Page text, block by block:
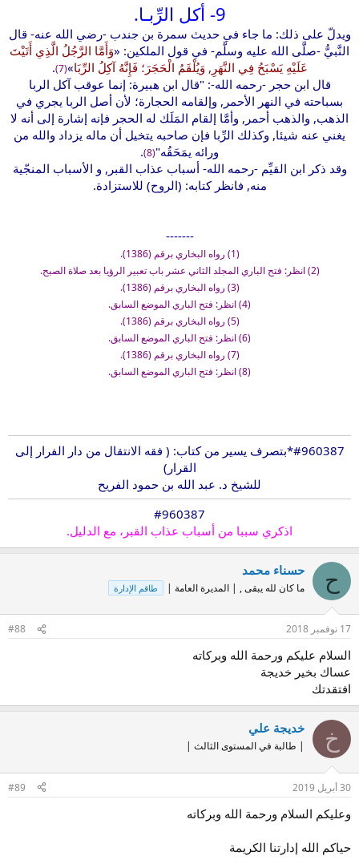
9- أكل الرِّبـا.
ويدلّ على ذلك: ما جاء في حديث سمرة بن جندب -رضي الله عنه- قال
النَّبيُّ -صلَّى الله عليه وسلَّم- في قول الملكين: «وَأَمَّا الرَّجُلُ الَّذِي أَتَيْتَ
عَلَيْهِ يَسْبَحُ فِي النَّهَرِ, وَيُلْقَمُ الْحَجَرَ؛ فَإِنَّهُ آكِلُ الرِّبَا»
(7)
.
قال ابن حجر -رحمه الله-: "قال ابن هبيرة: إنما عوقب آكل الربا
بسباحته في النهر الأحمر, وإلقامه الحجارة؛ لأن أصل الربا يجري في
الذهب, والذهب أحمر, وأمَّا إلقام المَلَك له الحجر فإنه إشارة إلى أنه لا
يغني عنه شيئا, وكذلك الرِّبا فإن صاحبه يتخيل أن ماله يزداد والله من
ورائه يمَحَقُه"(8)
.
وقد ذكر ابن القيِّم -رحمه الله- أسباب عذاب القبر, و الأسباب المنجّية
منه, فانظر كتابه: (الروح) للاستزادة.
-------
(1) رواه البخاري برقم (1386).
(2) انظر: فتح الباري المجلد الثاني عشر باب تعبير الرؤيا بعد صلاة الصبح.
(3) رواه البخاري برقم (1386).
(4) انظر: فتح الباري الموضع السابق.
(5) رواه البخاري برقم (1386).
(6) انظر: فتح الباري الموضع السابق.
(7) رواه البخاري برقم (1386).
(8) انظر: فتح الباري الموضع السابق.
#960387*بتصرف يسير من كتاب: ( فقه الانتقال من دار الفرار إلى
القرار)
للشيخ د. عبد الله بن حمود الفريح
#960387
اذكري سببا من أسباب عذاب القبر، مع الدليل.
ح حسناء محمد
ما كان لله يبقى , | المديرة العامة | طاقم الإدارة
17 نوفمبر 2018 #88
السلام عليكم ورحمة الله وبركاته
عساك بخير خديجة
افتقدتك
خ خديجة علي
| طالبة في المستوى الثالث |
30 أبريل 2019 #89
وعليكم السلام ورحمة الله وبركاته
حياكم الله إدارتنا الكريمة